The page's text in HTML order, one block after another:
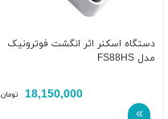
دستگاه اسکنر اثر انگشت فوترونیک
مدل FS88HS
18,150,000 تومان